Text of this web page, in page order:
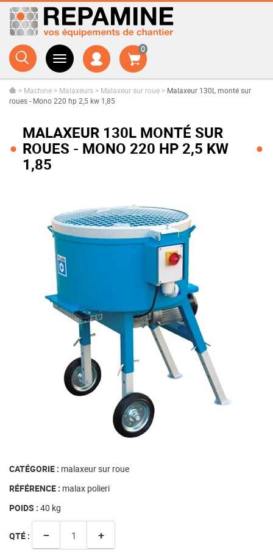
0
> Machine > Malaxeurs > Malaxeur sur roue > Malaxeur 130L monté sur
roues - Mono 220 hp 2,5 kw 1,85
MALAXEUR 130L MONTÉ SUR
ROUES - MONO 220 HP 2,5 KW
1,85
CATÉGORIE : malaxeur sur roue
RÉFÉRENCE : malax polieri
POIDS : 40 kg
QTÉ : − +